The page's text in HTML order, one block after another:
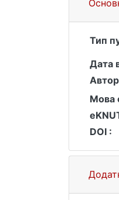
Тип
Дата
Мова
DOI :